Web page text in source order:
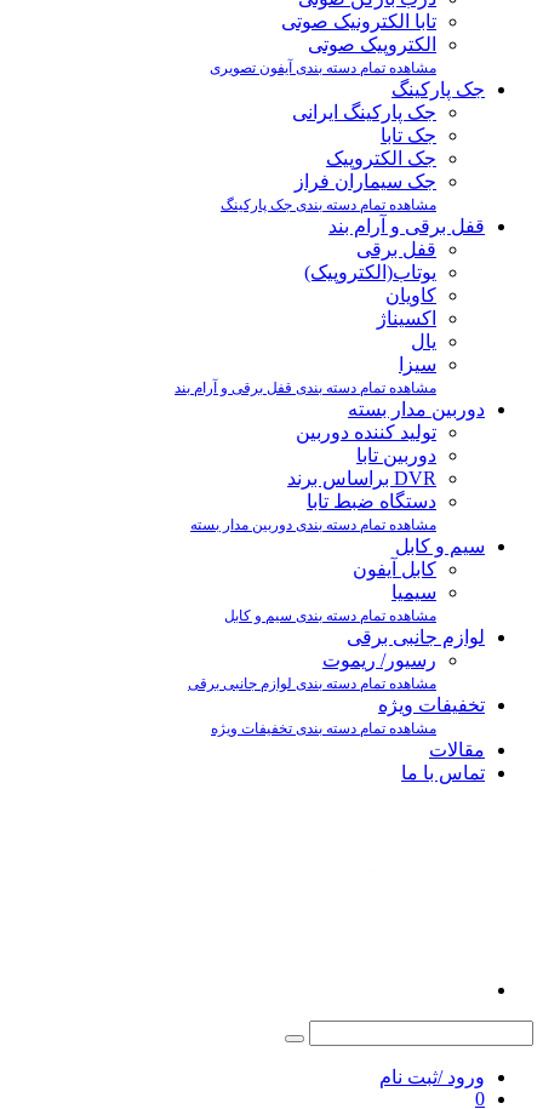
تابا الکترونیک صوتی
الکتروپیک صوتی
مشاهده تمام دسته بندی آیفون تصویری
جک پارکینگ
جک پارکینگ ایرانی
جک تابا
جک الکتروپیک
جک سیماران فراز
مشاهده تمام دسته بندی جک پارکینگ
قفل برقی و آرام بند
قفل برقی
یوتاب(الکتروپیک)
کاویان
اکسیناژ
یال
سیزا
مشاهده تمام دسته بندی قفل برقی و آرام بند
دوربین مدار بسته
تولید کننده دوربین
دوربین تابا
DVR براساس برند
دستگاه ضبط تابا
مشاهده تمام دسته بندی دوربین مدار بسته
سیم و کابل
کابل آیفون
سیمیا
مشاهده تمام دسته بندی سیم و کابل
لوازم جانبی برقی
رسیور/ ریموت
مشاهده تمام دسته بندی لوازم جانبی برقی
تخفیفات ویژه
مشاهده تمام دسته بندی تخفیفات ویژه
مقالات
تماس با ما
ورود /ثبت نام
0